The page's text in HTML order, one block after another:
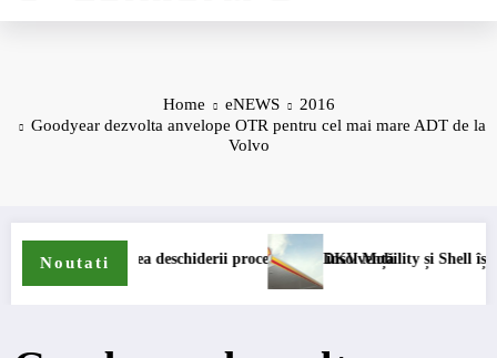
Home eNEWS
2016
Goodyear dezvolta anvelope OTR pentru cel mai mare ADT de la
Volvo
Noutati
deschiderii procedurii de insolvențăDKV Mobility și Shell își extind